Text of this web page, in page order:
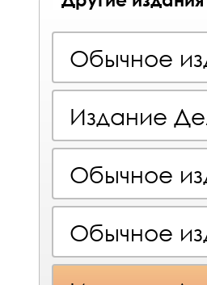
Обычное
Издание
Обычное
Обычное